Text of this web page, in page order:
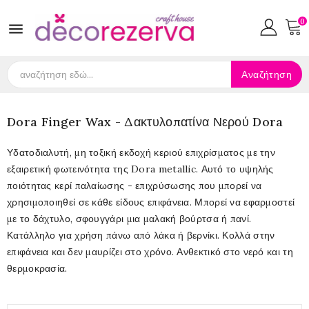
 0
Αναζήτηση
Dora Finger Wax - Δακτυλοπατίνα Νερού Dora
Υδατοδιαλυτή, μη τοξική εκδοχή κεριού επιχρίσματος με την
εξαιρετική φωτεινότητα της Dora metallic. Αυτό το υψηλής
ποιότητας κερί παλαίωσης - επιχρύσωσης που μπορεί να
χρησιμοποιηθεί σε κάθε είδους επιφάνεια. Μπορεί να εφαρμοστεί
με το δάχτυλο, σφουγγάρι μια μαλακή βούρτσα ή πανί.
Κατάλληλο για χρήση πάνω από λάκα ή βερνίκι. Κολλά στην
επιφάνεια και δεν μαυρίζει στο χρόνο. Ανθεκτικό στο νερό και τη
θερμοκρασία.